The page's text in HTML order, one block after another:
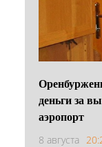
деньги за
аэропорт
8 августа